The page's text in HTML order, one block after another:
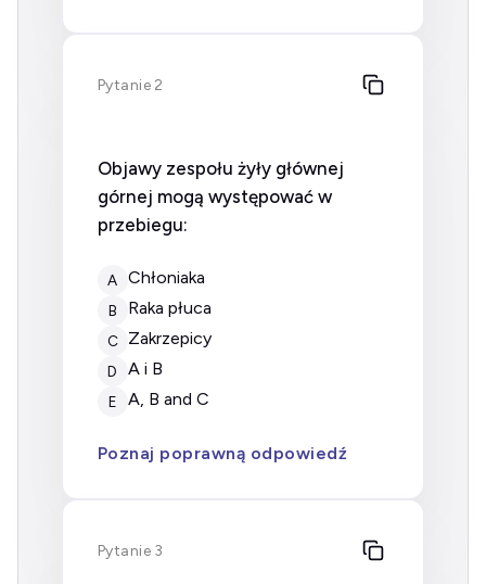
Pytanie 2
Objawy zespołu żyły głównej
górnej mogą występować w
przebiegu:
A chłoniaka
B raka płuca
C zakrzepicy
D A i B
E A, B and C
Poznaj poprawną odpowiedź
Pytanie 3